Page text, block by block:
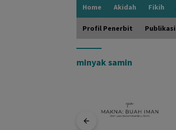
Home Akidah Fikih
Profil Penerbit Publikasi
minyak samin